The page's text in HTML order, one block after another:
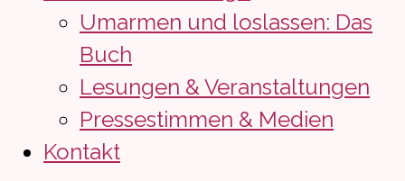
Umarmen und loslassen: Das
Buch
Lesungen & Veranstaltungen
Pressestimmen & Medien
Kontakt